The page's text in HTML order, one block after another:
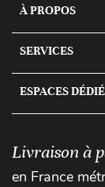
À PROPOS
SERVICES
ESPACES
Livraison à
en France